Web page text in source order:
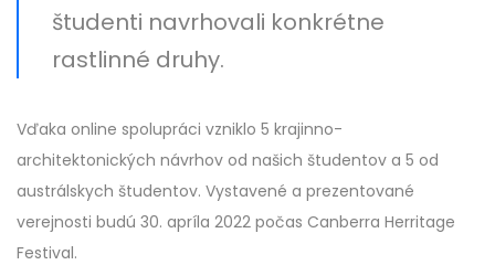
študenti navrhovali konkrétne
rastlinné druhy.
Vďaka online spolupráci vzniklo 5 krajinno-
architektonických návrhov od našich študentov a 5 od
austrálskych študentov. Vystavené a prezentované
verejnosti budú 30. apríla 2022 počas Canberra Herritage
Festival.